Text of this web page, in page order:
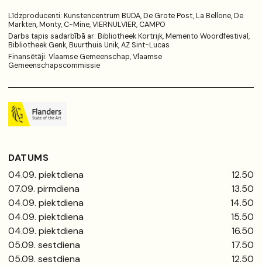
Līdzproducenti: Kunstencentrum BUDA, De Grote Post, La Bellone, De
Markten, Monty, C-Mine, VIERNULVIER, CAMPO
Darbs tapis sadarbībā ar: Bibliotheek Kortrijk, Memento Woordfestival,
Bibliotheek Genk, Buurthuis Unik, AZ Sint-Lucas
Finansētāji: Vlaamse Gemeenschap, Vlaamse
Gemeenschapscommissie
DATUMS
04.09. piektdiena
12.50
07.09. pirmdiena
13.50
04.09. piektdiena
14.50
04.09. piektdiena
15.50
04.09. piektdiena
16.50
05.09. sestdiena
17.50
05.09. sestdiena
12.50